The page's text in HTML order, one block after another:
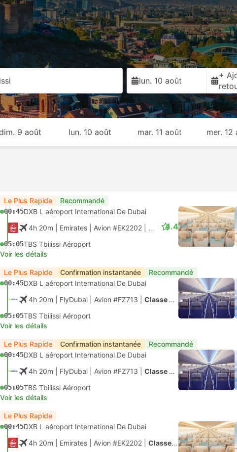
lun. 10 août
+
9 août lun. 10 août mar. 11 août mer. 12
Le Plus Rapide Recommandé
00:45DXB L aéroport International De Dubai
4h 20m | Emirates Avion #EK2202 Classe économique
05:05TBS Tbilissi Aéroport
4.4
Voir les détails
Le Plus Rapide Confirmation instantanée Recommandé
00:45DXB L aéroport International De Dubai
4h 20m | FlyDubai Avion #FZ713 Classe économique
05:05TBS Tbilissi Aéroport
Voir les détails
Le Plus Rapide Confirmation instantanée Recommandé
00:45DXB L aéroport International De Dubai
4h 20m | FlyDubai Avion #FZ713 Classe économique
05:05TBS Tbilissi Aéroport
Voir les détails
Le Plus Rapide
00:45DXB L aéroport International De Dubai
4h 20m | Emirates Avion #EK2202 Classe économique